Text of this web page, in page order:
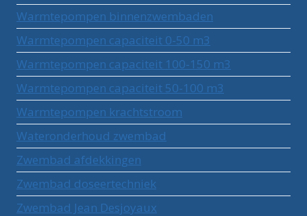
Warmtepompen binnenzwembaden
Warmtepompen capaciteit 0-50 m3
Warmtepompen capaciteit 100-150 m3
Warmtepompen capaciteit 50-100 m3
Warmtepompen krachtstroom
Wateronderhoud zwembad
Zwembad afdekkingen
Zwembad doseertechniek
Zwembad Jean Desjoyaux